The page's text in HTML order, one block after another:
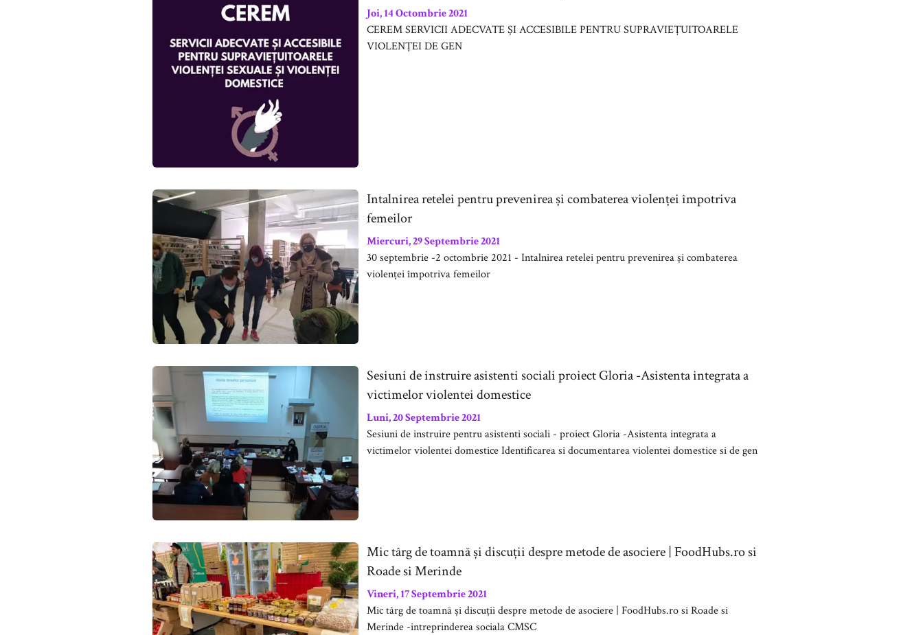
Joi, 14 Octombrie 2021
CEREM SERVICII ADECVATE ȘI ACCESIBILE PENTRU SUPRAVIEȚUITOARELE
VIOLENȚEI DE GEN
Intalnirea retelei pentru prevenirea și combaterea violenței împotriva
femeilor
Miercuri, 29 Septembrie 2021
30 septembrie -2 octombrie 2021 - Intalnirea retelei pentru prevenirea și combaterea
violenței împotriva femeilor
Sesiuni de instruire asistenti sociali proiect Gloria -Asistenta integrata a
victimelor violentei domestice
Luni, 20 Septembrie 2021
Sesiuni de instruire pentru asistenti sociali - proiect Gloria -Asistenta integrata a
victimelor violentei domestice Identificarea si documentarea violentei domestice si de gen
Mic târg de toamnă și discuții despre metode de asociere | FoodHubs.ro si
Roade si Merinde
Vineri, 17 Septembrie 2021
Mic târg de toamnă și discuții despre metode de asociere | FoodHubs.ro si Roade si
Merinde -intreprinderea sociala CMSC